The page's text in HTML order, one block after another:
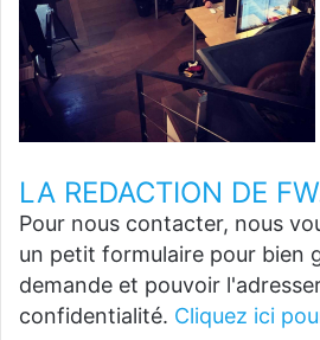
LA REDACTION DE
Pour nous contacter, nous
un petit formulaire pour bien
demande et pouvoir
confidentialité. Cliquez ici